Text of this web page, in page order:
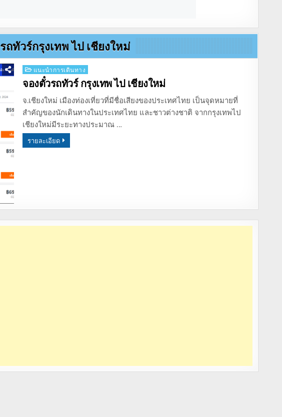
รถทัวร์กรุงเทพ ไป เชียงใหม่
Posted
in
แนะนำการเดินทาง
จองตั๋วรถทัวร์ กรุงเทพ ไป เชียงใหม่
จ.เชียงใหม่ เมืองท่องเที่ยวที่มีชื่อเสียงของประเทศไทย เป็นจุดหมายที่
สำคัญของนักเดินทางในประเทศไทย และชาวต่างชาติ จากกรุงเทพไป
เชียงใหม่มีระยะทางประมาณ …
รายละเอียด